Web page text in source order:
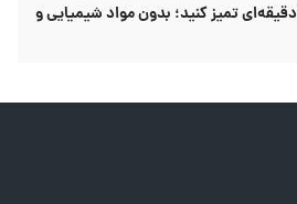
مایکروویو را با این ترفند ۵ دقیقه‌ای تمیز کنید؛ بدون مواد شیمیایی و